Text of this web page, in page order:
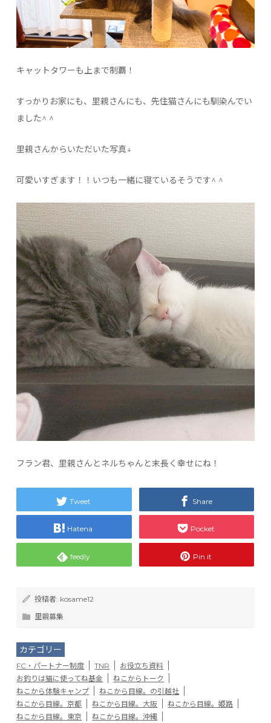
キャットタワーも上まで制覇！
すっかりお家にも、里親さんにも、先住猫さんにも馴染んでい
ました^ ^
里親さんからいただいた写真↓
可愛いすぎます！！いつも一緒に寝ているそうです^ ^
フラン君、里親さんとネルちゃんと末長く幸せにね！
Tweet Share
Hatena Pocket
feedly Pin it
投稿者: kosame12
里親募集
カテゴリー
FC・パートナー制度 TNR
お役立ち資料
お釣りは猫に使ってね基金
ねこからトーク
ねこから体験キャンプ
ねこから目線。の引越社
ねこから目線。京都
ねこから目線。大阪
ねこから目線。姫路
ねこから目線。東京
ねこから目線。沖縄